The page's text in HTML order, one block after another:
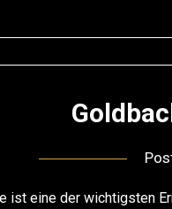
ist eine der wichtigsten